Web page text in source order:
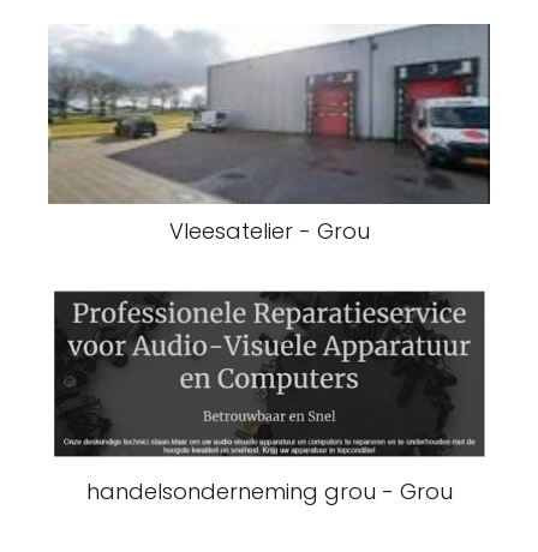
Vleesatelier - Grou
handelsonderneming grou - Grou